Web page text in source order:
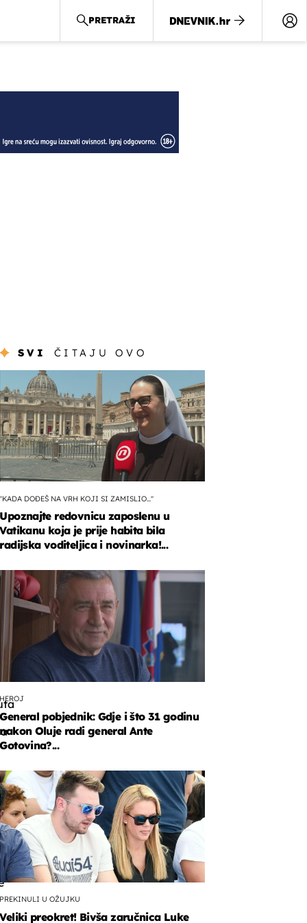
PRETRAŽI
SVI ČITAJU OVO
"KADA DOĐEŠ NA VRH KOJI SI ZAMISLIO..."
Upoznajte redovnicu zaposlenu u
Vatikanu koja je prije habita bila
radijska voditeljica i novinarka!...
HEROJ
General pobjednik: Gdje i što 31 godinu
nakon Oluje radi general Ante
Gotovina?...
PREKINULI U OŽUJKU
Veliki preokret! Bivša zaručnica Luke